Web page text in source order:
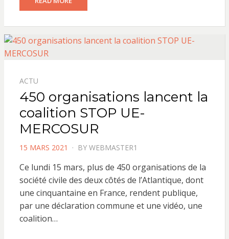
ACTU
450 organisations lancent la
coalition STOP UE-
MERCOSUR
POSTED
15 MARS 2021 BY WEBMASTER1
Ce lundi 15 mars, plus de 450 organisations de la
société civile des deux côtés de l’Atlantique, dont
une cinquantaine en France, rendent publique,
par une déclaration commune et une vidéo, une
coalition…